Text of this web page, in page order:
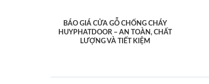
BÁO GIÁ CỬA GỖ CHỐNG CHÁY
HUYPHATDOOR – AN TOÀN, CHẤT
LƯỢNG VÀ TIẾT KIỆM